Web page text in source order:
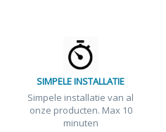
SIMPELE INSTALLATIE
Simpele installatie van al
onze producten. Max 10
minuten